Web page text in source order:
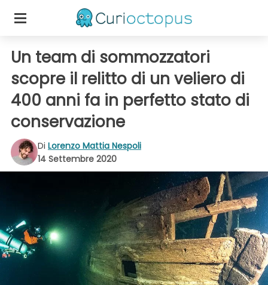
Un team di sommozzatori
scopre il relitto di un veliero di
400 anni fa in perfetto stato di
conservazione
Di Lorenzo Mattia Nespoli
14 Settembre 2020